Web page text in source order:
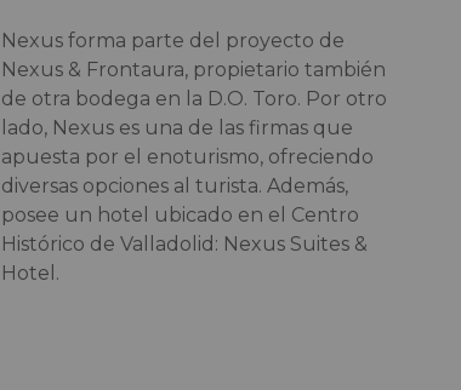
Nexus forma parte del proyecto de
Nexus & Frontaura, propietario también
de otra bodega en la D.O. Toro. Por otro
lado, Nexus es una de las firmas que
apuesta por el enoturismo, ofreciendo
diversas opciones al turista. Además,
posee un hotel ubicado en el Centro
Histórico de Valladolid: Nexus Suites &
Hotel.